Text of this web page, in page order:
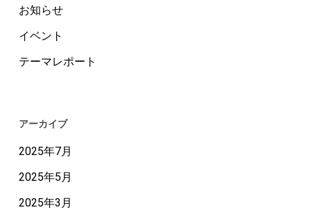
備
（8/7
お知らせ
イベント
テーマレポート
アーカイブ
2025年7月
2025年5月
2025年3月